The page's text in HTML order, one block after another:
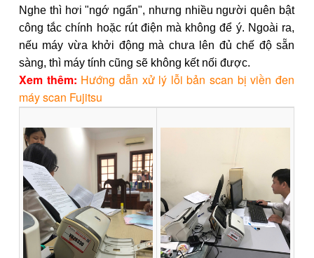
Nghe thì hơi "ngớ ngẩn", nhưng nhiều người quên bật
công tắc chính hoặc rút điện mà không để ý. Ngoài ra,
nếu máy vừa khởi động mà chưa lên đủ chế độ sẵn
sàng, thì máy tính cũng sẽ không kết nối được.
Xem thêm: Hướng dẫn xử lý lỗi bản scan bị viền đen
máy scan Fujitsu